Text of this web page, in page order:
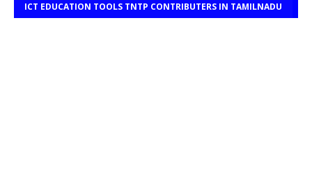
ICT EDUCATION TOOLS TNTP CONTRIBUTERS IN TAMILNADU